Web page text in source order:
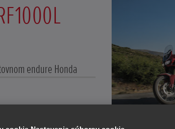
endure Honda